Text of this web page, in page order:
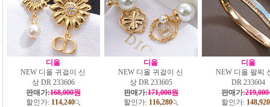
디올
NEW 디올 귀걸이 신
상 DR 233606
판매가:168,000원
할인가: 114,240
디올
NEW 디올 귀걸이 신
상 DR 233605
판매가:171,000원
할인가: 116,280
디올
NEW 디올 팔찌
DR 233604
판매가:
할인가: 148,920